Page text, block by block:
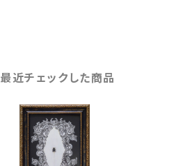
最近チェックした商品